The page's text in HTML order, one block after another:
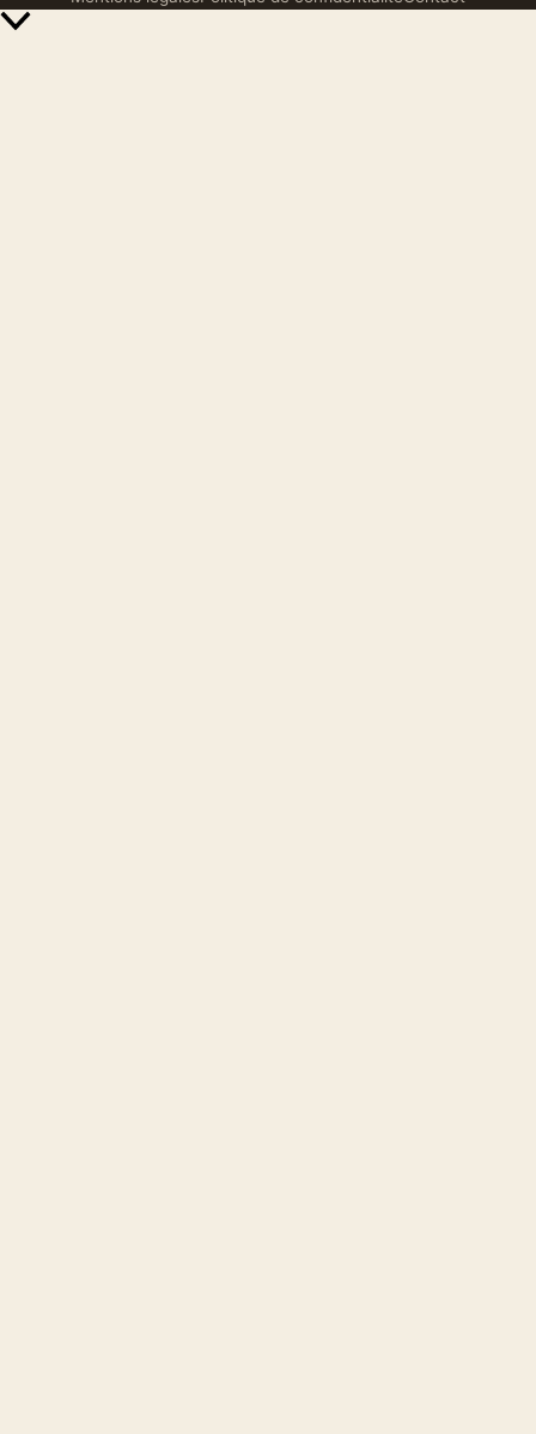
Retour